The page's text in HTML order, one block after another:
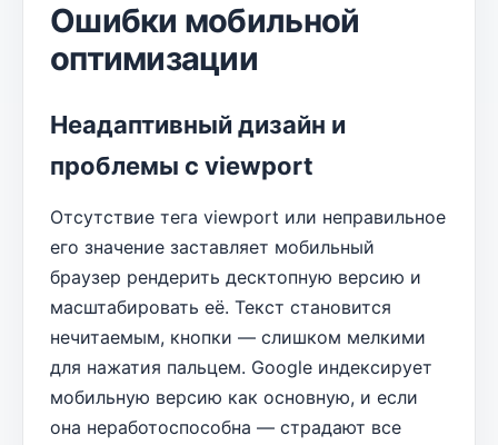
Ошибки мобильной
оптимизации
Неадаптивный дизайн и
проблемы с viewport
Отсутствие тега viewport или неправильное
его значение заставляет мобильный
браузер рендерить десктопную версию и
масштабировать её. Текст становится
нечитаемым, кнопки — слишком мелкими
для нажатия пальцем. Google индексирует
мобильную версию как основную, и если
она неработоспособна — страдают все